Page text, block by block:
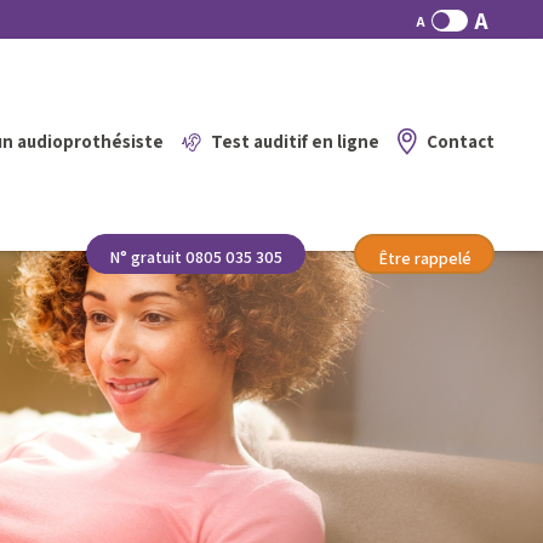
A A
Contactez-nous
0805 035 305
Trouver un centre et prendre rendez-vous
audioprothésiste Test auditif en ligne Contact
N° gratuit 0805 035 305 Être rappelé